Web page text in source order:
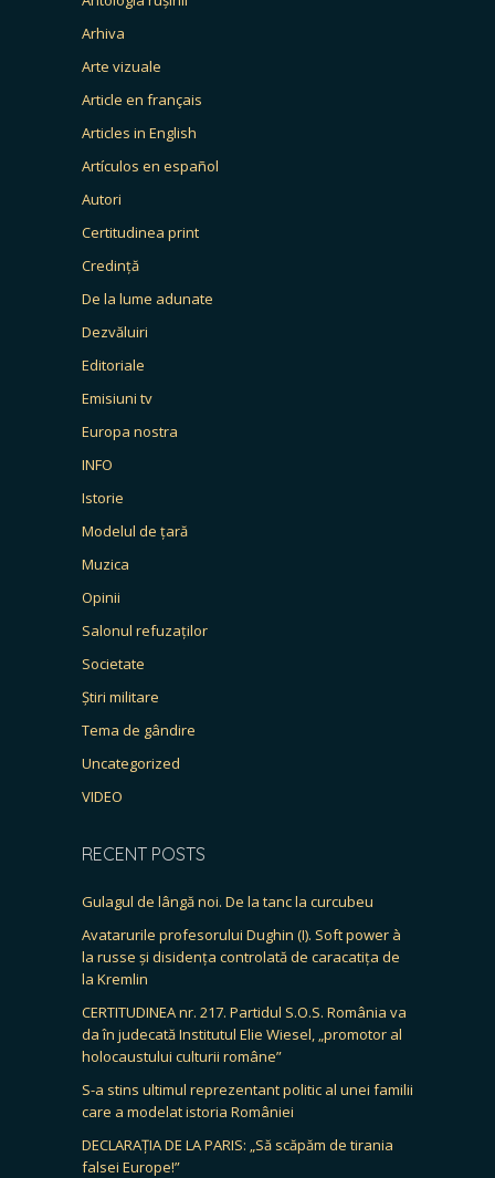
Arhiva
Arte vizuale
Article en français
Articles in English
Artículos en español
Autori
Certitudinea print
Credință
De la lume adunate
Dezvăluiri
Editoriale
Emisiuni tv
Europa nostra
INFO
Istorie
Modelul de țară
Muzica
Opinii
Salonul refuzaților
Societate
Știri militare
Tema de gândire
Uncategorized
VIDEO
RECENT POSTS
Gulagul de lângă noi. De la tanc la curcubeu
Avatarurile profesorului Dughin (I). Soft power à
la russe și disidența controlată de caracatița de
la Kremlin
CERTITUDINEA nr. 217. Partidul S.O.S. România va
da în judecată Institutul Elie Wiesel, „promotor al
holocaustului culturii române”
S-a stins ultimul reprezentant politic al unei familii
care a modelat istoria României
DECLARAȚIA DE LA PARIS: „Să scăpăm de tirania
falsei Europe!”